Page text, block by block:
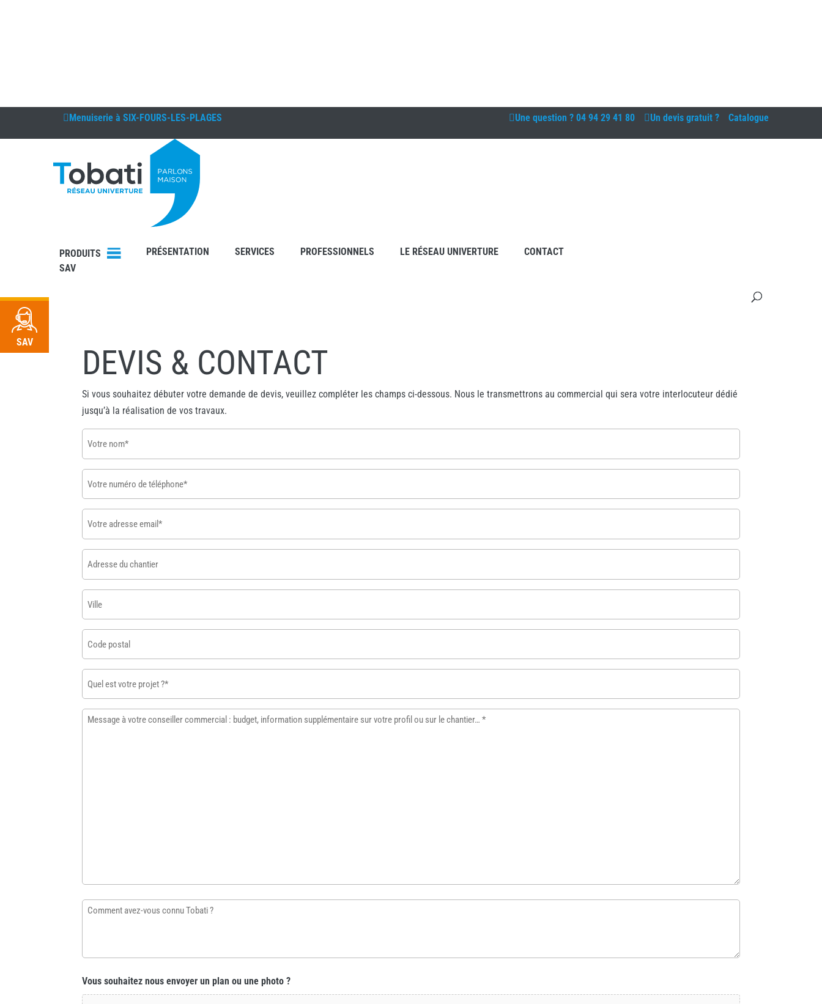
Menuiserie à SIX-FOURS-LES-PLAGES Une question ? 04 94 29 41 80 Un devis gratuit ? Catalogue
PRODUITS PRÉSENTATION SERVICES PROFESSIONNELS LE RÉSEAU UNIVERTURE
CONTACT
SAV
DEVIS & CONTACT
Si vous souhaitez débuter votre demande de devis, veuillez compléter les champs ci-dessous. Nous le transmettrons au commercial qui sera votre interlocuteur dédié
jusqu’à la réalisation de vos travaux.
*
de
téléphone
email
chantier
votre
projet
Message
votre
profil
ou
*
Comment
connu
Vous souhaitez nous envoyer un plan ou une photo ?
SAV